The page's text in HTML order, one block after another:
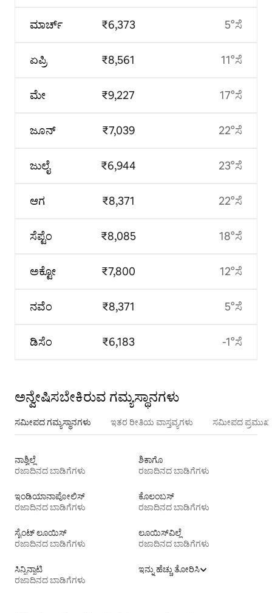
ಮಾರ್ಚ್
ಏಪ್ರಿ
ಮೇ
ಜೂನ್
ಜುಲೈ
ಆಗ
ಸೆಪ್ಟೆಂ
ಅಕ್ಟೋ
ನವೆಂ
ಡಿಸೆಂ
₹6,373
₹8,561
₹9,227
₹7,039
₹6,944
₹8,371
₹8,085
₹7,800
₹8,371
₹6,183
5°ಸೆ
11°ಸೆ
17°ಸೆ
22°ಸೆ
23°ಸೆ
22°ಸೆ
18°ಸೆ
12°ಸೆ
5°ಸೆ
-1°ಸೆ
ಅನ್ವೇಷಿಸಬೇಕಿರುವ ಗಮ್ಯಸ್ಥಾನಗಳು
ಸಮೀಪದ ಗಮ್ಯಸ್ಥಾನಗಳು ಇತರ ರೀತಿಯ ವಾಸ್ತವ್ಯಗಳು ಸಮೀಪದ ಪ್ರಮುಖ
ನಾಶ್ವಿಲ್ಲೆ
ರಜಾದಿನದ ಬಾಡಿಗೆಗಳು
ಶಿಕಾಗೊ
ರಜಾದಿನದ ಬಾಡಿಗೆಗಳು
ಇಂಡಿಯಾನಾಪೋಲಿಸ್
ರಜಾದಿನದ ಬಾಡಿಗೆಗಳು
ಕೊಲಂಬಸ್
ರಜಾದಿನದ ಬಾಡಿಗೆಗಳು
ಸೈಂಟ್ ಲೂಯಿಸ್
ರಜಾದಿನದ ಬಾಡಿಗೆಗಳು
ಲೂಯಿಸ್‌ವಿಲ್ಲೆ
ರಜಾದಿನದ ಬಾಡಿಗೆಗಳು
ಸಿನ್ಸಿನ್ನಾಟಿ
ರಜಾದಿನದ ಬಾಡಿಗೆಗಳು
ಇನ್ನು ಹೆಚ್ಚು ತೋರಿಸಿ